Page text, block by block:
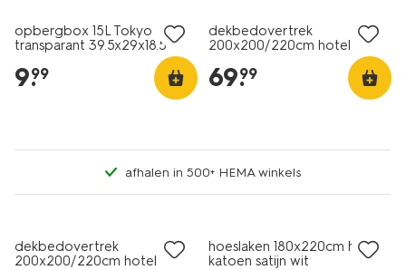
opbergbox 15L Tokyo
transparant 39.5x29x18.5
9.
99
dekbedovertrek
200x200/220cm hotel
69.
99
afhalen in 500+ HEMA winkels
dekbedovertrek
200x200/220cm hotel
hoeslaken 180x220cm hotel
katoen satijn wit